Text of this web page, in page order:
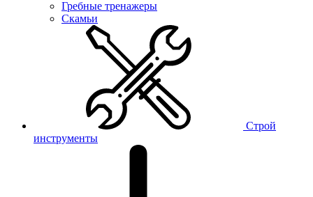
Гребные тренажеры
Скамьи
Строй
инструменты